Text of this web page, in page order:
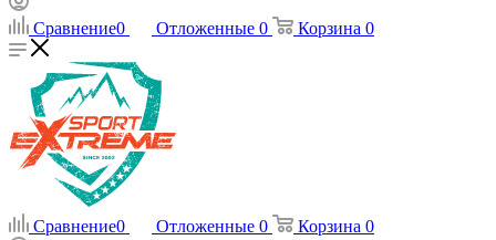
Сравнение0 Отложенные 0 Корзина 0
Сравнение0 Отложенные 0 Корзина 0